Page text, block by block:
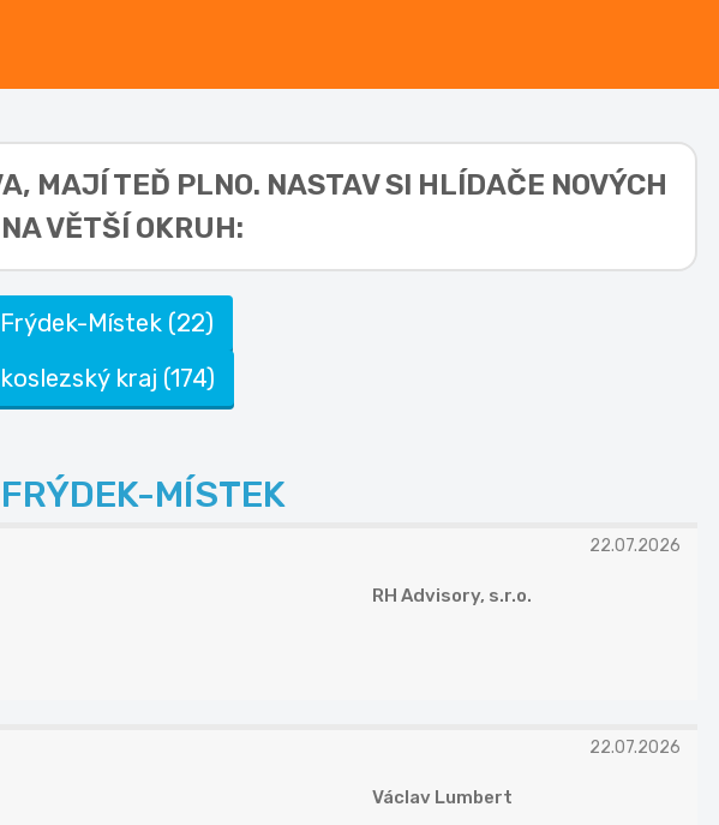
MAJÍ TEĎ PLNO. NASTAV SI HLÍDAČE NOVÝCH
VĚTŠÍ OKRUH:
Místek (22)
kraj (174)
FRÝDEK-MÍSTEK
22.07.2026
RH Advisory, s.r.o.
22.07.2026
Václav Lumbert